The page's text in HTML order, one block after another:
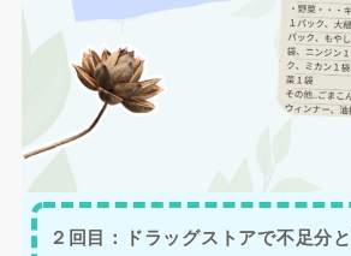
２回目：ドラッグストアで不足分